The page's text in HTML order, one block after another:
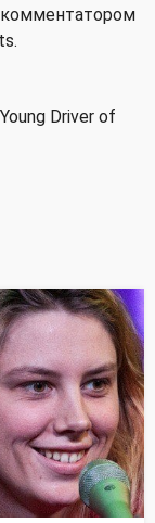
Driver of